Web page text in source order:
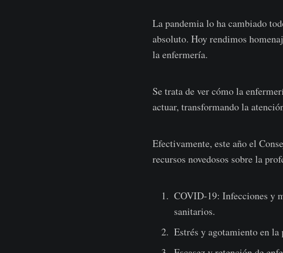
La pandemia lo ha cambiado
absoluto. Hoy rendimos
la enfermería.
Se trata de ver cómo la
actuar, transformando la
Efectivamente, este año el
recursos novedosos sobre la
COVID-19: Infecciones y
sanitarios.
Estrés y agotamiento en